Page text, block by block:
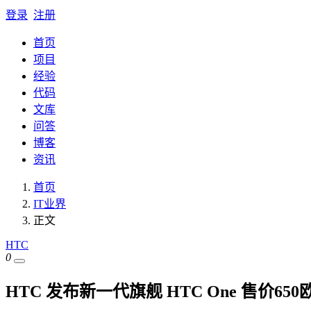
登录 注册
首页
项目
经验
代码
文库
问答
博客
资讯
首页
IT业界
正文
HTC
0
HTC 发布新一代旗舰 HTC One 售价650